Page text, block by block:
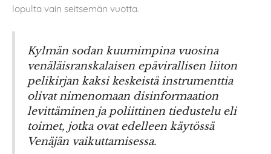
lopulta vain seitsemän vuotta.
Kylmän sodan kuumimpina vuosina
venäläisranskalaisen epävirallisen liiton
pelikirjan kaksi keskeistä instrumenttia
olivat nimenomaan disinformaation
levittäminen ja poliittinen tiedustelu eli
toimet, jotka ovat edelleen käytössä
Venäjän vaikuttamisessa.